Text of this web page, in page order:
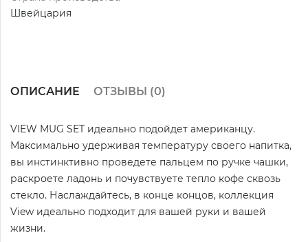
Швейцария
ОПИСАНИЕ ОТЗЫВЫ (0)
VIEW MUG SET идеально подойдет американцу.
Максимально удерживая температуру своего напитка,
вы инстинктивно проведете пальцем по ручке чашки,
раскроете ладонь и почувствуете тепло кофе сквозь
стекло. Наслаждайтесь, в конце концов, коллекция
View идеально подходит для вашей руки и вашей
жизни.